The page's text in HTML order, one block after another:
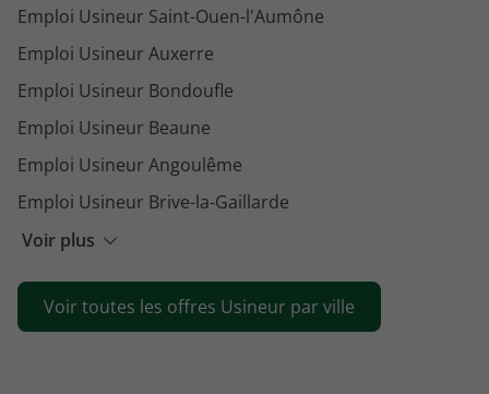
Voir plus
Emploi Usineur Saint-Ouen-l'Aumône
Emploi Usineur Auxerre
Emploi Usineur Bondoufle
Emploi Usineur Beaune
Emploi Usineur Angoulême
Emploi Usineur Brive-la-Gaillarde
Emploi Usineur Chalon-sur-Saône
Emploi Usineur Cherbourg-en-Cotentin
Emploi Usineur Le Creusot
Voir toutes les offres Usineur par ville